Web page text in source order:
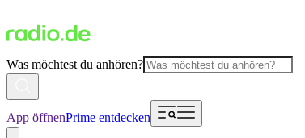
Was möchtest du anhören?
App öffnenPrime entdecken